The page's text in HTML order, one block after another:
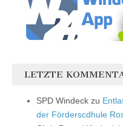
LETZTE
SPD Windeck zu
der Förderscdhule